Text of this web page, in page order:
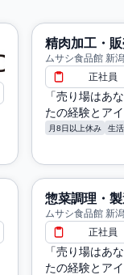
精肉加工・
ムサシ食品館 新
正社員
「売り場はあ
たの経験とア
月8日以上休み 生
惣菜調理・
ムサシ食品館 新
正社員
「売り場はあ
たの経験とア